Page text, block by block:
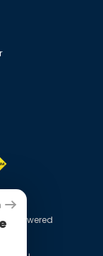
powered